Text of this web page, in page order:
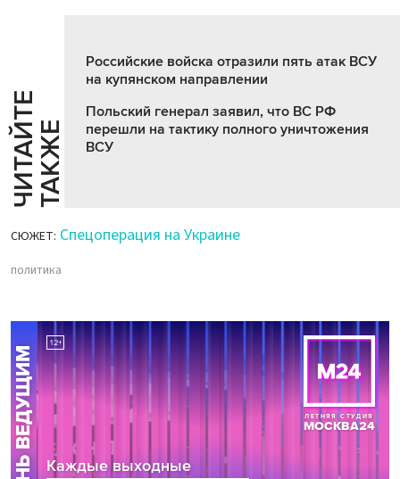
Ч
И
Т
АЙ
Т
Е
Т
А
К
ЖЕ
Российские войска отразили пять атак ВСУ
на купянском направлении
Польский генерал заявил, что ВС РФ
перешли на тактику полного уничтожения
ВСУ
СЮЖЕТ: Спецоперация на Украине
политика